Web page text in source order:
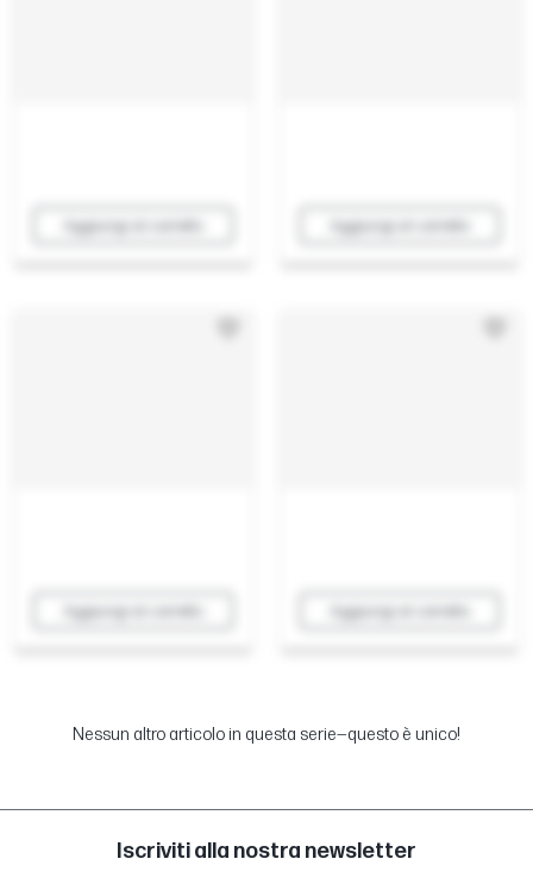
Aggiungi al carrello Aggiungi al carrello
Aggiungi al carrello Aggiungi al carrello
Nessun altro articolo in questa serie—questo è unico!
Iscriviti alla nostra newsletter